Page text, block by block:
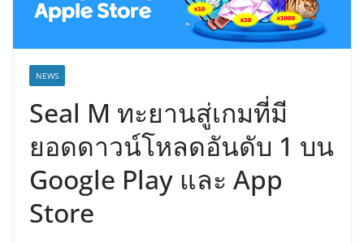
NEWS
Seal M ทะยานสู่เกมที่มี
ยอดดาวน์โหลดอันดับ 1 บน
Google Play และ App
Store